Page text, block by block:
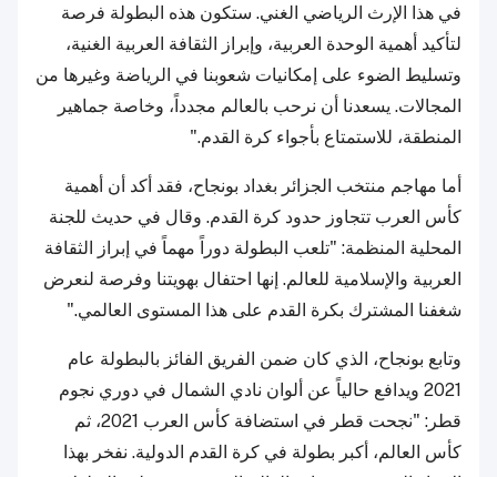
في هذا الإرث الرياضي الغني. ستكون هذه البطولة فرصة
لتأكيد أهمية الوحدة العربية، وإبراز الثقافة العربية الغنية،
وتسليط الضوء على إمكانيات شعوبنا في الرياضة وغيرها من
المجالات. يسعدنا أن نرحب بالعالم مجدداً، وخاصة جماهير
المنطقة، للاستمتاع بأجواء كرة القدم."
أما مهاجم منتخب الجزائر بغداد بونجاح، فقد أكد أن أهمية
كأس العرب تتجاوز حدود كرة القدم. وقال في حديث للجنة
المحلية المنظمة: "تلعب البطولة دوراً مهماً في إبراز الثقافة
العربية والإسلامية للعالم. إنها احتفال بهويتنا وفرصة لنعرض
شغفنا المشترك بكرة القدم على هذا المستوى العالمي."
وتابع بونجاح، الذي كان ضمن الفريق الفائز بالبطولة عام
2021 ويدافع حالياً عن ألوان نادي الشمال في دوري نجوم
قطر: "نجحت قطر في استضافة كأس العرب 2021، ثم
كأس العالم، أكبر بطولة في كرة القدم الدولية. نفخر بهذا